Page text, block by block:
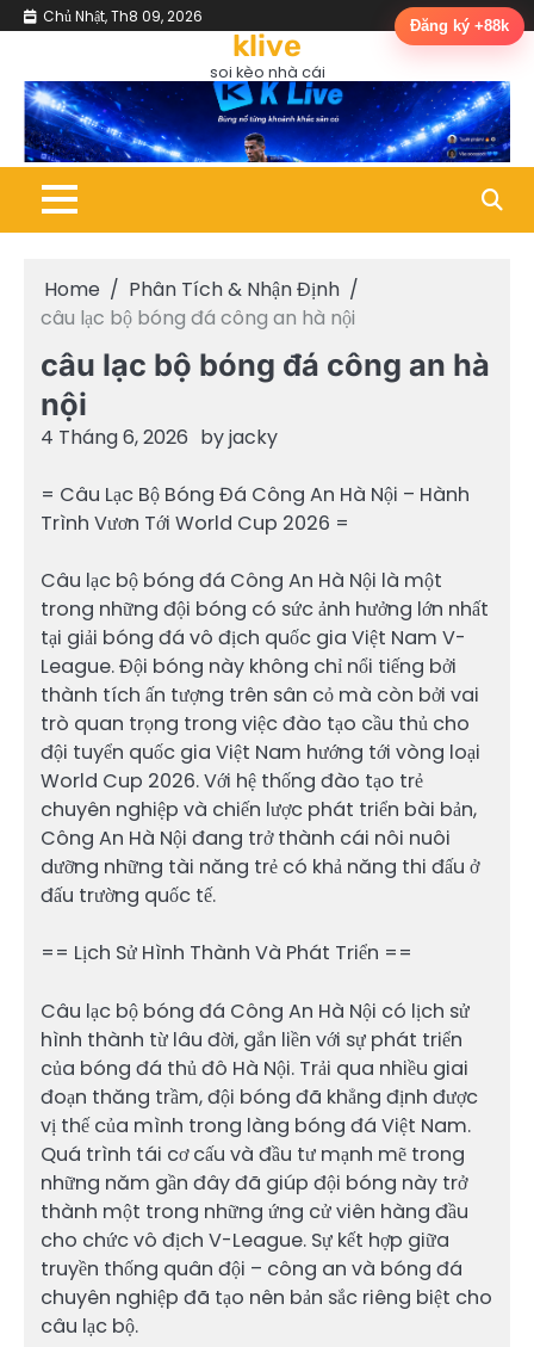
Skip Chủ Nhật, Th8 09, 2026
Đá
Cup
C1
League
Lịch
Thi
Đấu
Kết
Quả
Máy
Tính
Dự
Phân
Tích
&
Định
trực
tiếp
klive
soi kèo nhà cái
Home
Phân Tích & Nhận Định
câu lạc bộ bóng đá công an hà nội
câu lạc bộ bóng đá công an hà
nội
4 Tháng 6, 2026 byjacky
= Câu Lạc Bộ Bóng Đá Công An Hà Nội – Hành
Trình Vươn Tới World Cup 2026 =
Câu lạc bộ bóng đá Công An Hà Nội là một
trong những đội bóng có sức ảnh hưởng lớn nhất
tại giải bóng đá vô địch quốc gia Việt Nam V-
League. Đội bóng này không chỉ nổi tiếng bởi
thành tích ấn tượng trên sân cỏ mà còn bởi vai
trò quan trọng trong việc đào tạo cầu thủ cho
đội tuyển quốc gia Việt Nam hướng tới vòng loại
World Cup 2026. Với hệ thống đào tạo trẻ
chuyên nghiệp và chiến lược phát triển bài bản,
Công An Hà Nội đang trở thành cái nôi nuôi
dưỡng những tài năng trẻ có khả năng thi đấu ở
đấu trường quốc tế.
== Lịch Sử Hình Thành Và Phát Triển ==
Câu lạc bộ bóng đá Công An Hà Nội có lịch sử
hình thành từ lâu đời, gắn liền với sự phát triển
của bóng đá thủ đô Hà Nội. Trải qua nhiều giai
đoạn thăng trầm, đội bóng đã khẳng định được
vị thế của mình trong làng bóng đá Việt Nam.
Quá trình tái cơ cấu và đầu tư mạnh mẽ trong
những năm gần đây đã giúp đội bóng này trở
thành một trong những ứng cử viên hàng đầu
cho chức vô địch V-League. Sự kết hợp giữa
truyền thống quân đội – công an và bóng đá
chuyên nghiệp đã tạo nên bản sắc riêng biệt cho
câu lạc bộ.
Đăng ký +88k